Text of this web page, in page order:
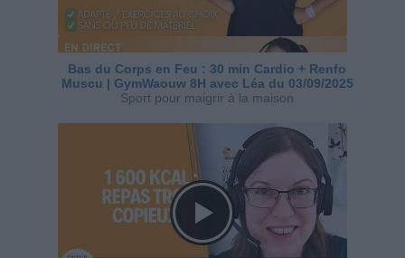
Bas du Corps en Feu : 30 min Cardio + Renfo
Muscu | GymWaouw 8H avec Léa du 03/09/2025
Sport pour maigrir à la maison